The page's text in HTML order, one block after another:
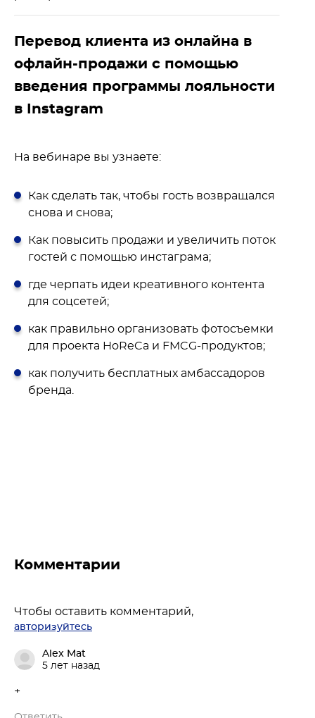
Перевод клиента из онлайна в
офлайн-продажи с помощью
введения программы лояльности
в Instagram
На вебинаре вы узнаете:
Как сделать так, чтобы гость возвращался
снова и снова;
Как повысить продажи и увеличить поток
гостей с помощью инстаграма;
где черпать идеи креативного контента
для соцсетей;
как правильно организовать фотосъемки
для проекта HoReCa и FMCG-продуктов;
как получить бесплатных амбассадоров
бренда.
Комментарии
Чтобы оставить комментарий,
авторизуйтесь
Alex Mat
5 лет назад
+